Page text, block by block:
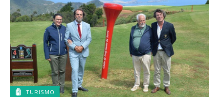
TURISMO